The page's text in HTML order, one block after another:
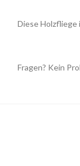
Diese
Fragen? Kein